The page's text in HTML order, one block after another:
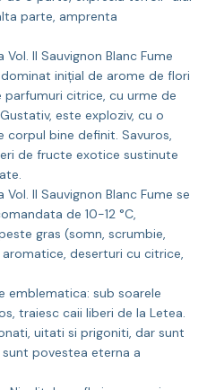
parte, amprenta
II Sauvignon Blanc Fume
iniţial de arome de flori
citrice, cu urme de
este exploziv, cu o
bine definit. Savuros,
de fructe exotice sustinute
II Sauvignon Blanc Fume se
de 10-12 °C,
gras (somn, scrumbie,
deserturi cu citrice,
emblematica: sub soarele
traiesc caii liberi de la Letea.
uitati si prigoniti, dar sunt
povestea eterna a